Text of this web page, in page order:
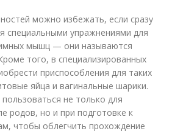
можно избежать, если сразу
специальными упражнениями для
мышц — они называются
того, в специализированных
приспособления для таких
яйца и вагинальные шарики.
не только для
родов, но и при подготовке к
чтобы облегчить прохождение